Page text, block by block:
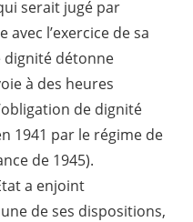
serait jugé par
l’exercice de sa
détonne
à des heures
de dignité
1941 par le régime de
de 1945).
a enjoint
de ses dispositions,